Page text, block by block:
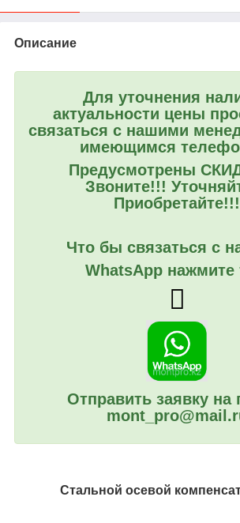
Описание
Для уточнения
актуальности цены
связаться с нашими
имеющимся
Предусмотрены
Звоните!!!
Приобретайте!!!
Что бы связаться с
WhatsApp нажмите
Отправить заявку на
Стальной осевой